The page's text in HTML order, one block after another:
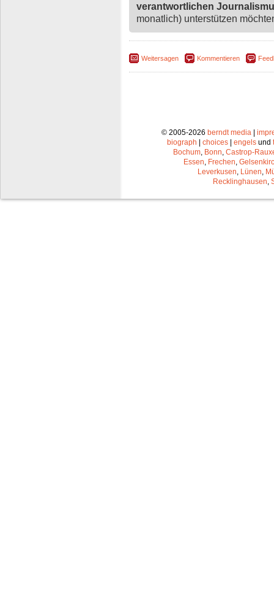
verantwortlichen
monatlich) unterstützen
Weitersagen Kommentieren
© 2005-2026 berndt media|
biograph
choices engels und
Bochum, Bonn, Castrop-
Essen, Frechen,
Leverkusen, Lünen,
Recklinghausen,